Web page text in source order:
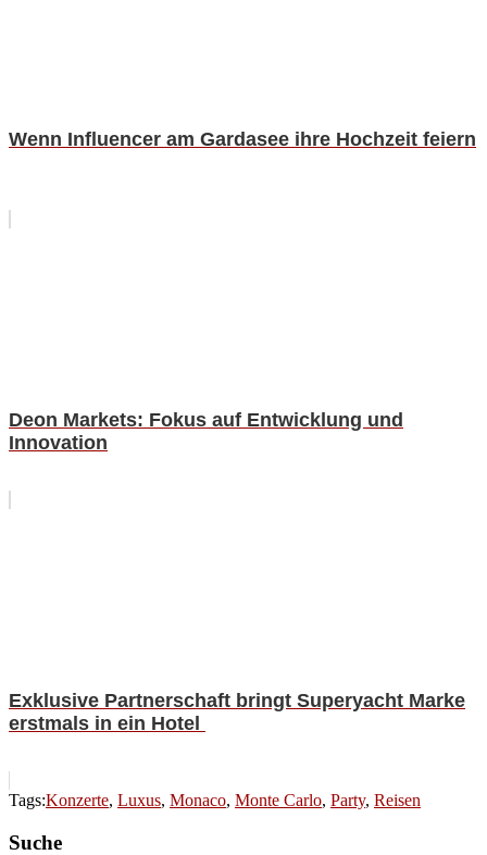
Wenn Influencer am Gardasee ihre Hochzeit feiern
Deon Markets: Fokus auf Entwicklung und
Innovation
Exklusive Partnerschaft bringt Superyacht Marke
erstmals in ein Hotel
Tags:Konzerte, Luxus, Monaco, Monte Carlo, Party, Reisen
Suche